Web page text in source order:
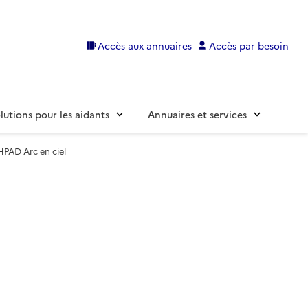
Accès aux annuaires Accès par besoin
pour les aidants Annuaires et services
Arc en ciel